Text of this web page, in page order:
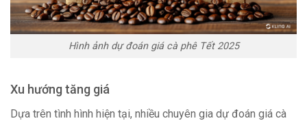
Hình ảnh dự đoán giá cà phê Tết 2025
Xu hướng tăng giá
Dựa trên tình hình hiện tại, nhiều chuyên gia dự đoán giá cà